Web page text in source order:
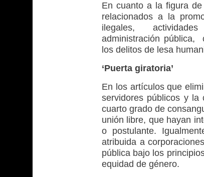
En cuanto a la figura de
relacionados a la
ilegales,
administración pública,
los delitos de lesa
‘Puerta giratoria’
En los artículos que
servidores públicos y la
cuarto grado de
unión libre, que hayan
o postulante.
atribuida a
pública bajo los
equidad de género.